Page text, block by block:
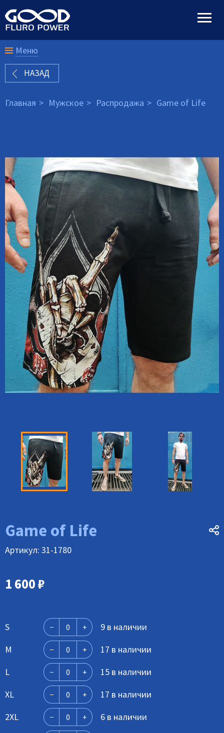
Меню
НАЗАД
Главная Мужское Распродажа Game of Life
Game of Life
Артикул: 31-1780
1 600₽
S
9 в наличии
M
17 в наличии
L
15 в наличии
XL
17 в наличии
2XL
6 в наличии